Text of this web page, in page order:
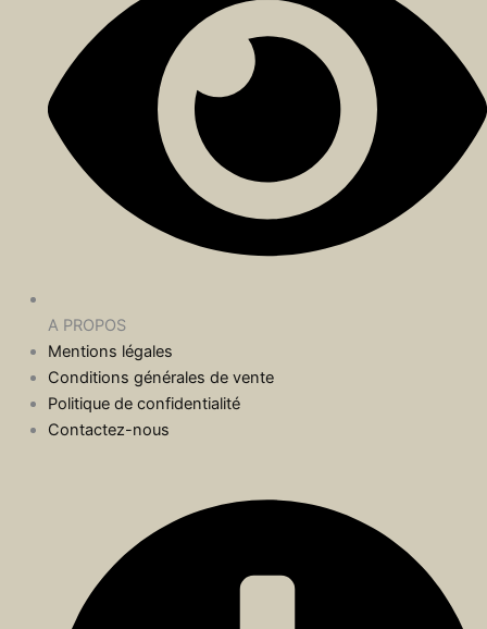
A PROPOS
Mentions légales
Conditions générales de vente
Politique de confidentialité
Contactez-nous